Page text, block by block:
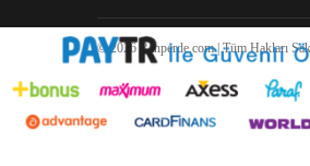
© 2026 Ranperde.com | Tüm Hakları